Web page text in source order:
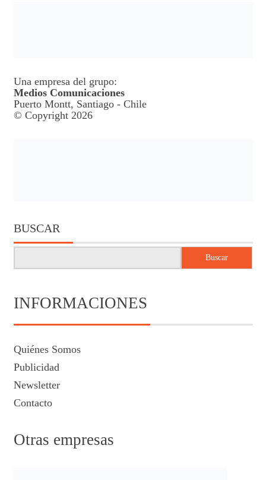
Una empresa del grupo:
Medios Comunicaciones
Puerto Montt, Santiago - Chile
© Copyright 2026
BUSCAR
Buscar
INFORMACIONES
Quiénes Somos
Publicidad
Newsletter
Contacto
Otras empresas